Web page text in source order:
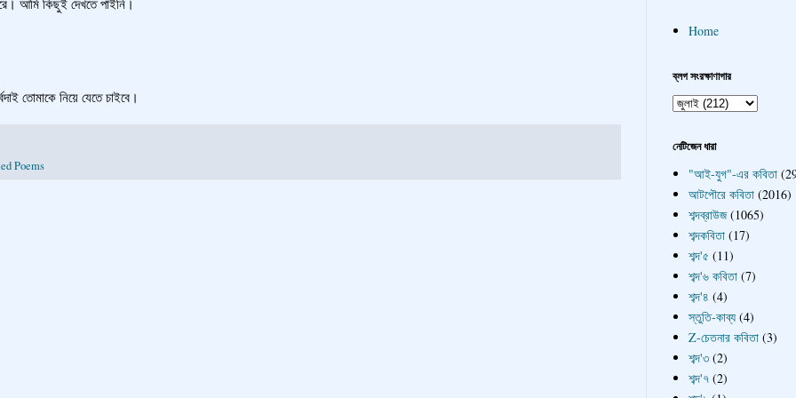
তোমাকে নিয়ে যেতে চাইবে।
Poems
Home
ব্লগ সংরক্ষাণাগার
নেটিজেন ধারা
"আই-যুগ"-এর কবিতা
আটপৌরে কবিতা (2016)
শব্দব্রাউজ (1065)
শব্দকবিতা (17)
শব্দ'৫ (11)
শব্দ'৬ কবিতা (7)
শব্দ'৪ (4)
স্তুতি-কাব্য (4)
Z-চেতনার কবিতা (3)
শব্দ'৩ (2)
শব্দ'৭ (2)